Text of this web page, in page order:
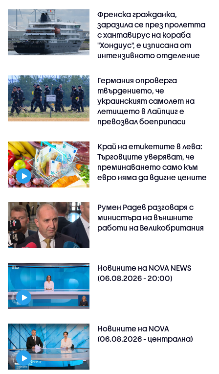
Френска гражданка,
заразила се през пролетта
с хантавирус на кораба
"Хондиус", е изписана от
интензивното отделение
Германия опроверга
твърдението, че
украинският самолет на
летището в Лайпциг е
превозвал боеприпаси
Край на етикетите в лева:
Търговците уверяват, че
преминаването само към
евро няма да вдигне цените
Румен Радев разговаря с
министъра на външните
работи на Великобритания
Новините на NOVA NEWS
(06.08.2026 - 20:00)
Новините на NOVA
(06.08.2026 - централна)